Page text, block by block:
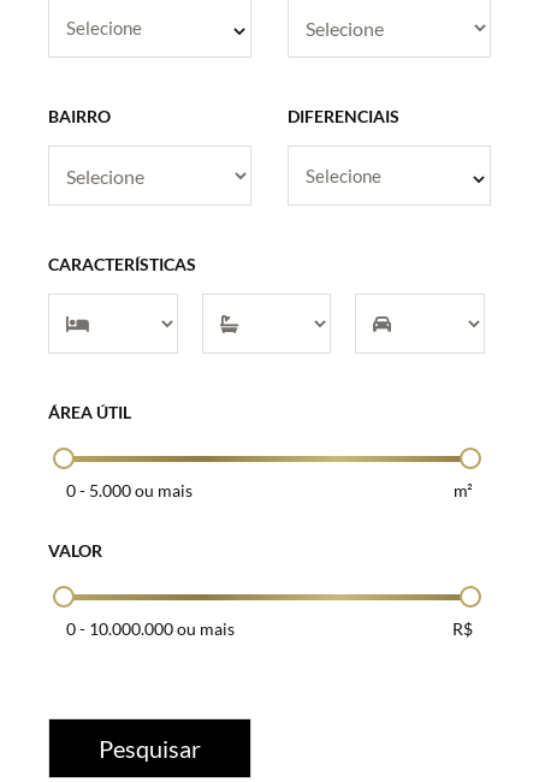
Selecione
BAIRRO DIFERENCIAIS
Selecione
CARACTERÍSTICAS
ÁREA ÚTIL
0- 5.000 ou mais m²
VALOR
0- 10.000.000 ou mais R$
Pesquisar